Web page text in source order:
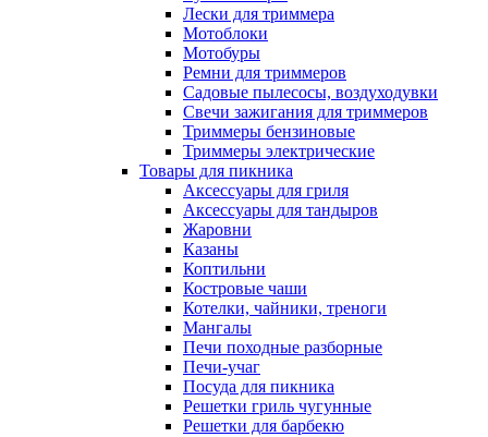
Лески для триммера
Мотоблоки
Мотобуры
Ремни для триммеров
Садовые пылесосы, воздуходувки
Свечи зажигания для триммеров
Триммеры бензиновые
Триммеры электрические
Товары для пикника
Аксессуары для гриля
Аксессуары для тандыров
Жаровни
Казаны
Коптильни
Костровые чаши
Котелки, чайники, треноги
Мангалы
Печи походные разборные
Печи-учаг
Посуда для пикника
Решетки гриль чугунные
Решетки для барбекю